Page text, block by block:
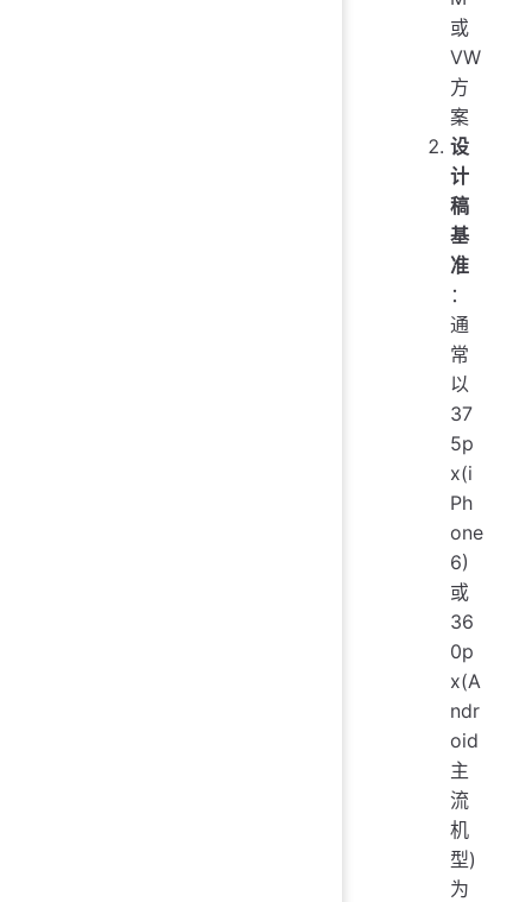
或
VW
方
案
设
计
稿
基
准
：
通
常
以
37
5p
x(i
Ph
one
6)
或
36
0p
x(A
ndr
oid
主
流
机
型)
为